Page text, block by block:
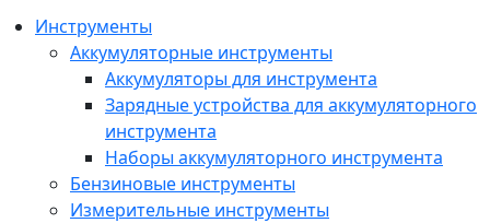
Инструменты
Аккумуляторные инструменты
Аккумуляторы для инструмента
Зарядные устройства для аккумуляторного
инструмента
Наборы аккумуляторного инструмента
Бензиновые инструменты
Измерительные инструменты